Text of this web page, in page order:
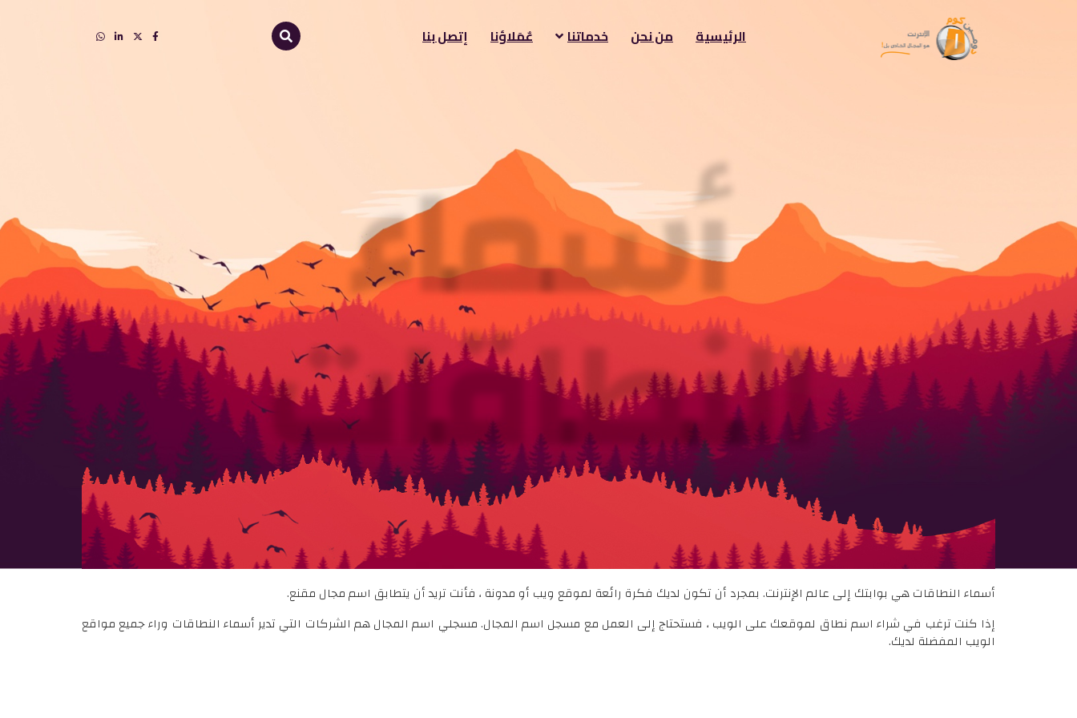
الرئيسية من نحن خدماتنا عٌمَلاؤنا إتصل بنا
أسماء
النطاقات
أسماء النطاقات هي بوابتك إلى عالم الإنترنت. بمجرد أن تكون لديك فكرة رائعة لموقع ويب أو مدونة ، فأنت تريد أن يتطابق اسم مجال مقنع.
إذا كنت ترغب في شراء اسم نطاق لموقعك على الويب ، فستحتاج إلى العمل مع مسجل اسم المجال. مسجلي اسم المجال هم الشركات التي تدير أسماء النطاقات وراء جميع مواقع
الويب المفضلة لديك.